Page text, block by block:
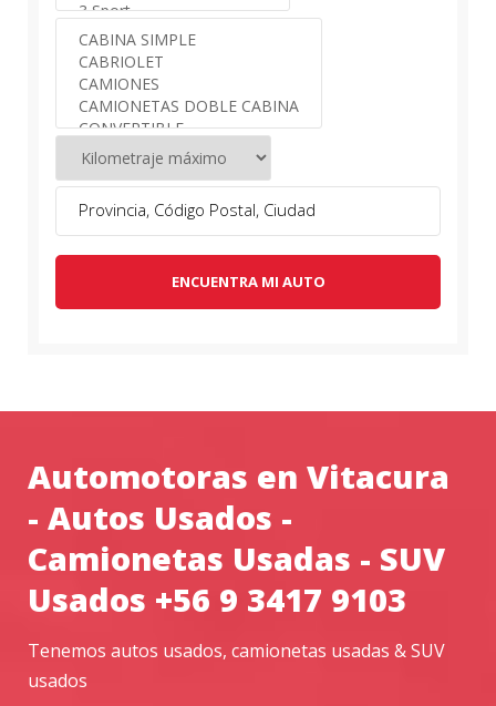
ENCUENTRA MI AUTO
Automotoras en Vitacura
- Autos Usados -
Camionetas Usadas - SUV
Usados +56 9 3417 9103
Tenemos autos usados, camionetas usadas & SUV
usados